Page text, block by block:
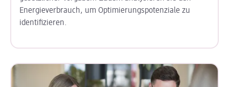
Energieverbrauch, um Optimierungspotenziale zu
identifizieren.